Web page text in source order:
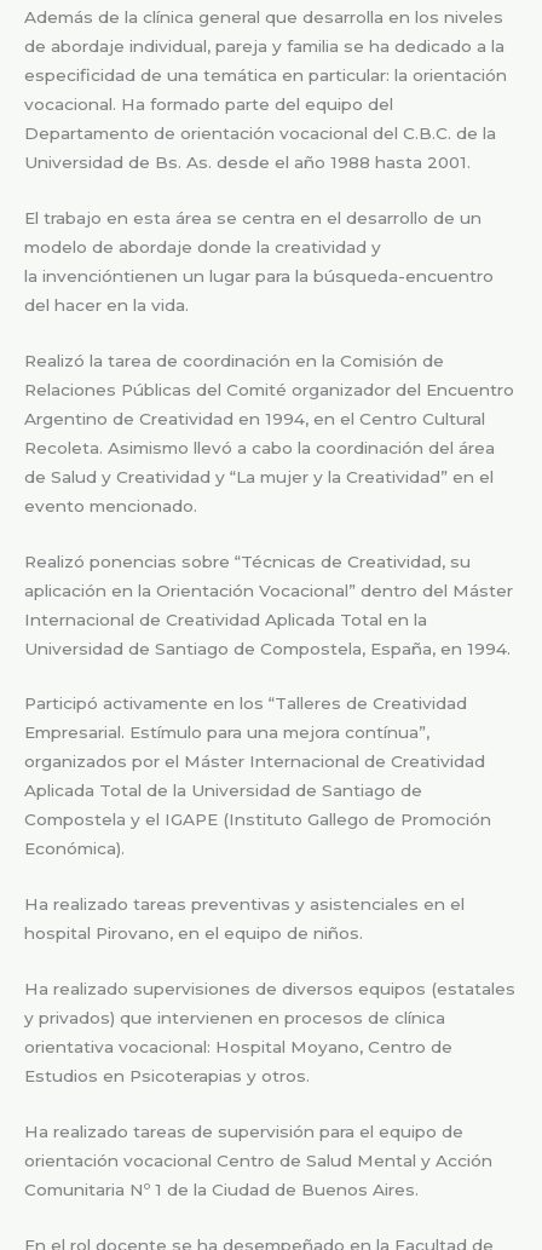
Además de la clínica general que desarrolla en los niveles
de abordaje individual, pareja y familia se ha dedicado a la
especificidad de una temática en particular: la orientación
vocacional. Ha formado parte del equipo del
Departamento de orientación vocacional del C.B.C. de la
Universidad de Bs. As. desde el año 1988 hasta 2001.
El trabajo en esta área se centra en el desarrollo de un
modelo de abordaje donde la creatividad y
la invencióntienen un lugar para la búsqueda-encuentro
del hacer en la vida.
Realizó la tarea de coordinación en la Comisión de
Relaciones Públicas del Comité organizador del Encuentro
Argentino de Creatividad en 1994, en el Centro Cultural
Recoleta. Asimismo llevó a cabo la coordinación del área
de Salud y Creatividad y “La mujer y la Creatividad” en el
evento mencionado.
Realizó ponencias sobre “Técnicas de Creatividad, su
aplicación en la Orientación Vocacional” dentro del Máster
Internacional de Creatividad Aplicada Total en la
Universidad de Santiago de Compostela, España, en 1994.
Participó activamente en los “Talleres de Creatividad
Empresarial. Estímulo para una mejora contínua”,
organizados por el Máster Internacional de Creatividad
Aplicada Total de la Universidad de Santiago de
Compostela y el IGAPE (Instituto Gallego de Promoción
Económica).
Ha realizado tareas preventivas y asistenciales en el
hospital Pirovano, en el equipo de niños.
Ha realizado supervisiones de diversos equipos (estatales
y privados) que intervienen en procesos de clínica
orientativa vocacional: Hospital Moyano, Centro de
Estudios en Psicoterapias y otros.
Ha realizado tareas de supervisión para el equipo de
orientación vocacional Centro de Salud Mental y Acción
Comunitaria Nº 1 de la Ciudad de Buenos Aires.
En el rol docente se ha desempeñado en la Facultad de